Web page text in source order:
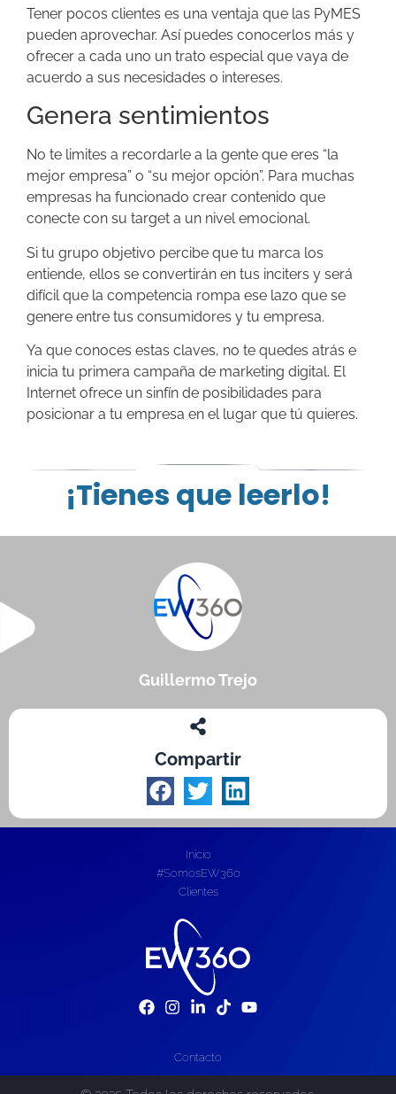
Tener pocos clientes es una ventaja que las PyMES
pueden aprovechar. Así puedes conocerlos más y
ofrecer a cada uno un trato especial que vaya de
acuerdo a sus necesidades o intereses.
Genera sentimientos
No te limites a recordarle a la gente que eres “la
mejor empresa” o “su mejor opción”. Para muchas
empresas ha funcionado crear contenido que
conecte con su target a un nivel emocional.
Si tu grupo objetivo percibe que tu marca los
entiende, ellos se convertirán en tus inciters y será
difícil que la competencia rompa ese lazo que se
genere entre tus consumidores y tu empresa.
Ya que conoces estas claves, no te quedes atrás e
inicia tu primera campaña de marketing digital. El
Internet ofrece un sinfín de posibilidades para
posicionar a tu empresa en el lugar que tú quieres.
¡Tienes que leerlo!
Guillermo Trejo
Compartir
Inicio
#SomosEW360
Clientes
Contacto